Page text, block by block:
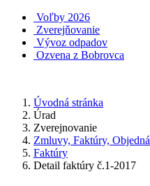
Voľby 2026
Zverejňovanie
Vývoz odpadov
Ozvena z Bobrovca
Úvodná stránka
Úrad
Zverejnovanie
Zmluvy, Faktúry,
Faktúry
Detail faktúry č.1-2017